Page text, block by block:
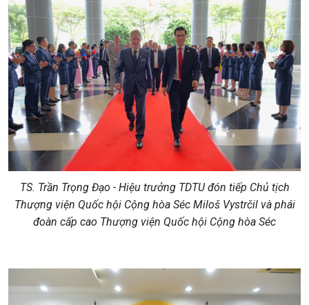
TS. Trần Trọng Đạo - Hiệu trưởng TDTU đón tiếp Chủ tịch
Thượng viện Quốc hội Cộng hòa Séc Miloš Vystrčil và phái
đoàn cấp cao Thượng viện Quốc hội Cộng hòa Séc